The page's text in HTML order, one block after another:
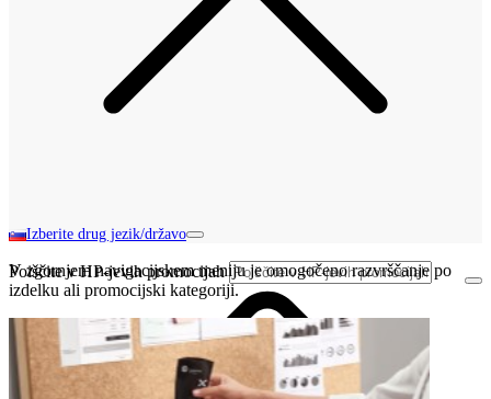
Izberite drug jezik/državo
Poiščite v HP-jevih promocijah
V zgornjem navigacijskem meniju je omogočeno razvrščanje po
izdelku ali promocijski kategoriji.